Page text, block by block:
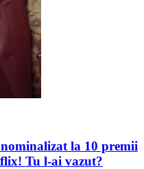
la 10 premii
Tu l-ai vazut?